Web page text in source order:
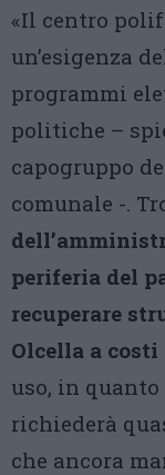
«Il centro
un’esigenza
programmi
politiche –
capogruppo
comunale -.
periferia del
recuperare
Olcella a
uso, in
richiederà
che ancora